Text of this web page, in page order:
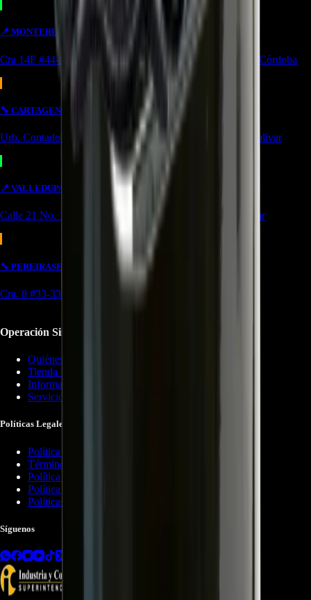
📍 MONTERIA
Cra 14F #44-36 Urbanización Portal de Almeria Montería, Córdoba
🔧 CARTAGENA
Urb. Contadora 1, Cra. 69 #31a-37 Cartagena de Indias, Bolívar
📍 VALLEDUPAR BODEGA/OUTLET
Calle 21 No. 17-39 Local 4 Simón bolivar Valledupar, Cesar
🔧 PEREIRASERVICIO
Cra. 8 #33-33 Pereira, Risaralda
Operación Sistémica
Quiénes Somos
Tienda Virtual
Información de Contacto
Servicios
Políticas Legales
Política de Privacidad
Términos y Condiciones
Política de Cookies
Política de Reembolsos
Políticas de Garantía
Síguenos